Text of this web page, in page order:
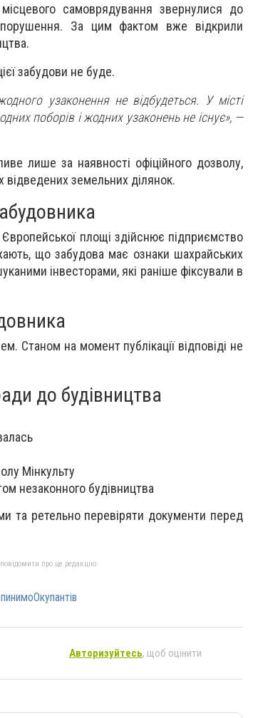
самоврядування звернулися до
За цим фактом вже відкрили
забудови не буде.
узаконення не відбудеться. У місті
поборів і жодних узаконень не існує»,—
лише за наявності офіційного дозволу,
відведених земельних ділянок.
площі здійснює підприємство
що забудова має ознаки шахрайських
інвесторами, які раніше фіксували в
Станом на момент публікації відповіді не
до будівництва
Мінкульту
незаконного будівництва
та ретельно перевіряти документи перед
про це редакцію
Авторизуйтесь, щоб оцінити